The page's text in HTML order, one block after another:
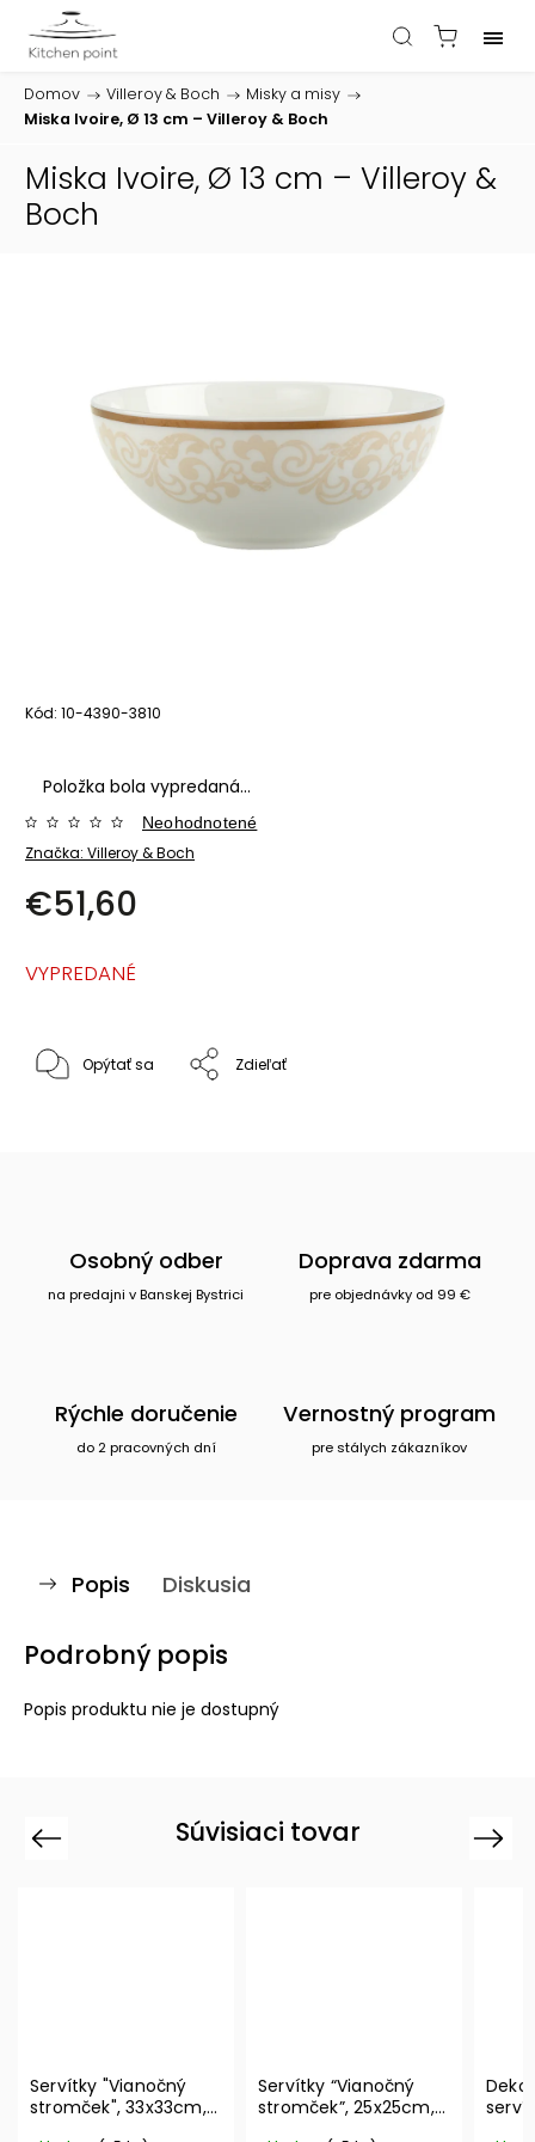
Domov / Villeroy & Boch / Misky a misy /
Miska Ivoire, Ø 13 cm – Villeroy & Boch
Miska Ivoire, Ø 13 cm – Villeroy &
Boch
Kód: 10-4390-3810
Položka bola vypredaná…
Značka: Villeroy & Boch
Neohodnotené
€51,60
VYPREDANÉ
Opýtať sa Zdieľať
Osobný odber
na predajni v Banskej Bystrici
Doprava zdarma
pre objednávky od 99 €
Rýchle doručenie
do 2 pracovných dní
Vernostný program
pre stálych zákazníkov
Popis Diskusia
Podrobný popis
Popis produktu nie je dostupný
Súvisiaci tovar
Previous
Servítky "Vianočný
stromček", 33x33cm,
Servítky “Vianočný
stromček”, 25x25cm,
Next